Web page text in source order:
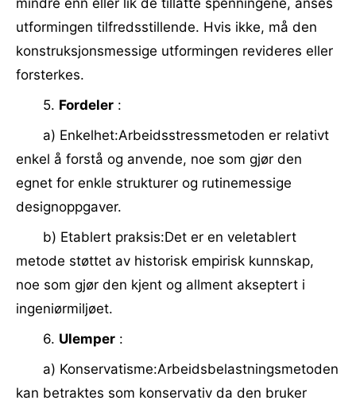
mindre enn eller lik de tillatte spenningene, anses
utformingen tilfredsstillende. Hvis ikke, må den
konstruksjonsmessige utformingen revideres eller
forsterkes.
5. Fordeler :
a) Enkelhet:Arbeidsstressmetoden er relativt
enkel å forstå og anvende, noe som gjør den
egnet for enkle strukturer og rutinemessige
designoppgaver.
b) Etablert praksis:Det er en veletablert
metode støttet av historisk empirisk kunnskap,
noe som gjør den kjent og allment akseptert i
ingeniørmiljøet.
6. Ulemper :
a) Konservatisme:Arbeidsbelastningsmetoden
kan betraktes som konservativ da den bruker